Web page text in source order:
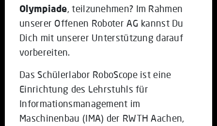
Olympiade, teilzunehmen? Im Rahmen
unserer Offenen Roboter AG kannst Du
Dich mit unserer Unterstützung darauf
vorbereiten.
Das Schülerlabor RoboScope ist eine
Einrichtung des Lehrstuhls für
Informationsmanagement im
Maschinenbau (IMA) der RWTH Aachen,